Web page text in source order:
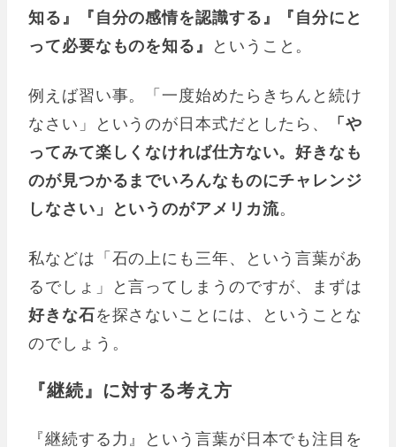
知る』『自分の感情を認識する』『自分にと
って必要なものを知る』 ということ。
例えば習い事。「一度始めたらきちんと続け
なさい」というのが日本式だとしたら、
「や
ってみて楽しくなければ仕方ない。好きなも
のが見つかるまでいろんなものにチャレンジ
しなさい」というのがアメリカ流。
私などは「石の上にも三年、という言葉があ
るでしょ」と言ってしまうのですが、まずは
好きな石を探さないことには、ということな
のでしょう。
『継続』に対する考え方
『継続する力』という言葉が日本でも注目を